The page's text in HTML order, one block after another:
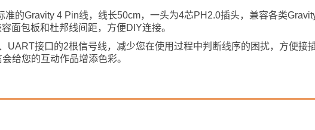
的Gravity 4 Pin线，线长50cm，一头为4芯PH2.0插头，兼容各类
面包板和杜邦线间距，方便DIY连接。
UART接口的2根信号线，减少您在使用过程中判断线序的困扰，方便接
给您的互动作品增添色彩。